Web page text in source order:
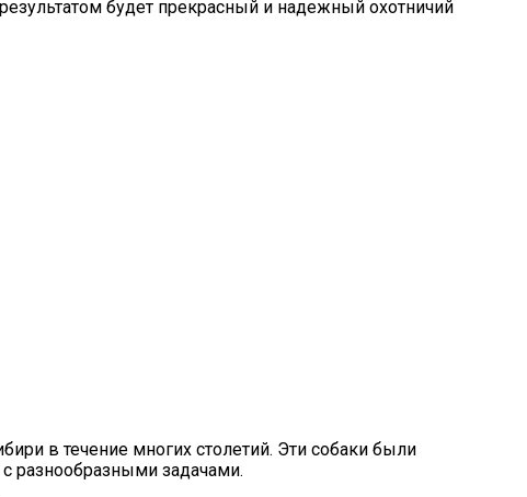
будет прекрасный и надежный охотничий
в течение многих столетий. Эти собаки были
разнообразными задачами.